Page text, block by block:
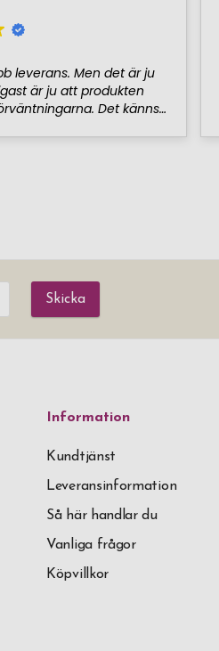
Skicka
Information
Kundtjänst
Leveransinformation
Så här handlar du
Vanliga frågor
Köpvillkor